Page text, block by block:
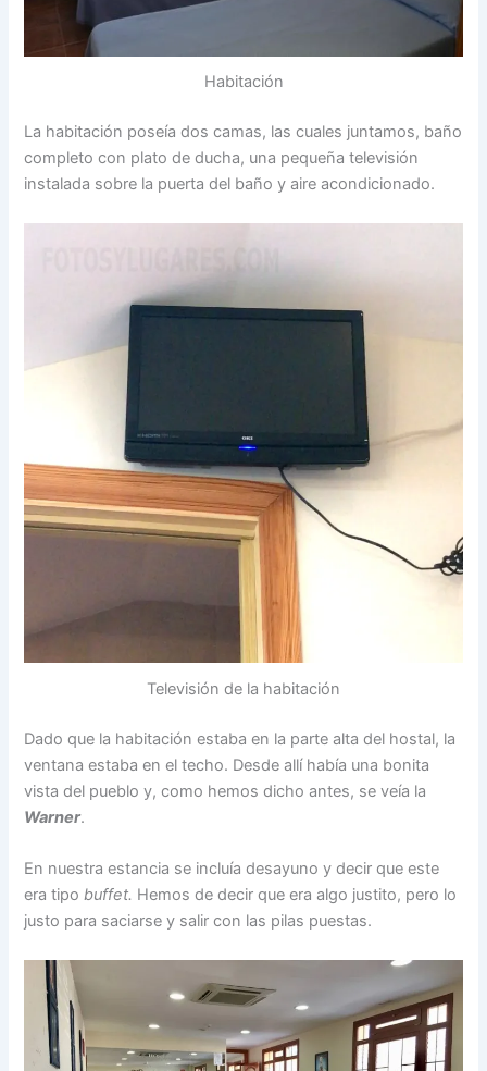
Habitación
La habitación poseía dos camas, las cuales juntamos, baño
completo con plato de ducha, una pequeña televisión
instalada sobre la puerta del baño y aire acondicionado.
Televisión de la habitación
Dado que la habitación estaba en la parte alta del hostal, la
ventana estaba en el techo. Desde allí había una bonita
vista del pueblo y, como hemos dicho antes, se veía la
Warner.
En nuestra estancia se incluía desayuno y decir que este
era tipobuffet. Hemos de decir que era algo justito, pero lo
justo para saciarse y salir con las pilas puestas.